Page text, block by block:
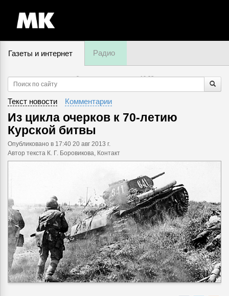
Газеты и интернет Радио
9 августа, воскресенье,19:23
Текст новости Комментарии
Из цикла очерков к 70-летию
Курской битвы
Опубликовано в 17:40 20 авг 2013 г.
Автор текста К. Г. Боровикова, Контакт